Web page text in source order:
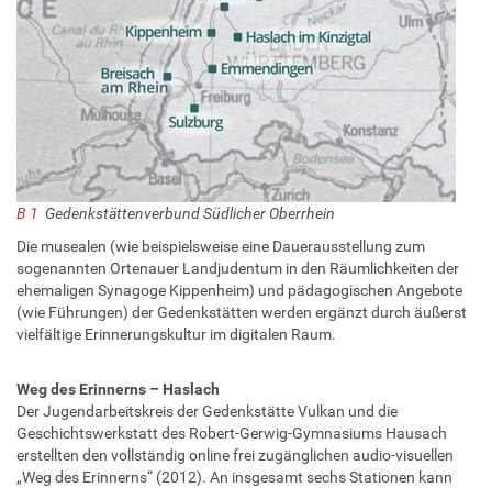
B 1 Gedenkstättenverbund Südlicher Oberrhein
Die musealen (wie beispielsweise eine Dauerausstellung zum
sogenannten Ortenauer Landjudentum in den Räumlichkeiten der
ehemaligen Synagoge Kippenheim) und pädagogischen Angebote
(wie Führungen) der Gedenkstätten werden ergänzt durch äußerst
vielfältige Erinnerungskultur im digitalen Raum.
Weg des Erinnerns – Haslach
Der Jugendarbeitskreis der Gedenkstätte Vulkan und die
Geschichtswerkstatt des Robert-Gerwig-Gymnasiums Hausach
erstellten den vollständig online frei zugänglichen audio-visuellen
„Weg des Erinnerns“ (2012). An insgesamt sechs Stationen kann